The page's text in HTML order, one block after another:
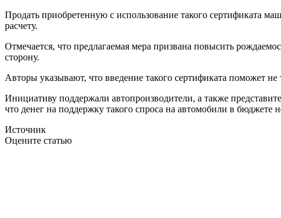
Продать приобретенную с использование такого сертификата
расчету.
Отмечается, что предлагаемая мера призвана повысить
сторону.
Авторы указывают, что введение такого сертификата поможет
Инициативу поддержали автопроизводители, а также
что денег на поддержку такого спроса на автомобили в
Источник
Оцените статью